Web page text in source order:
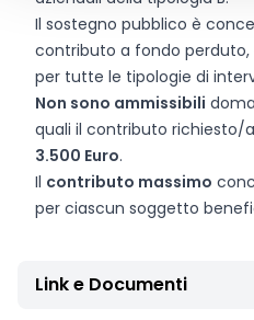
Il sostegno pubblico è
contributo a fondo perduto,
per tutte le tipologie di
Non sono ammissibili
quali il contributo richiesto/
3.500 Euro.
Il contributo massimo
per ciascun soggetto
Link e Documenti